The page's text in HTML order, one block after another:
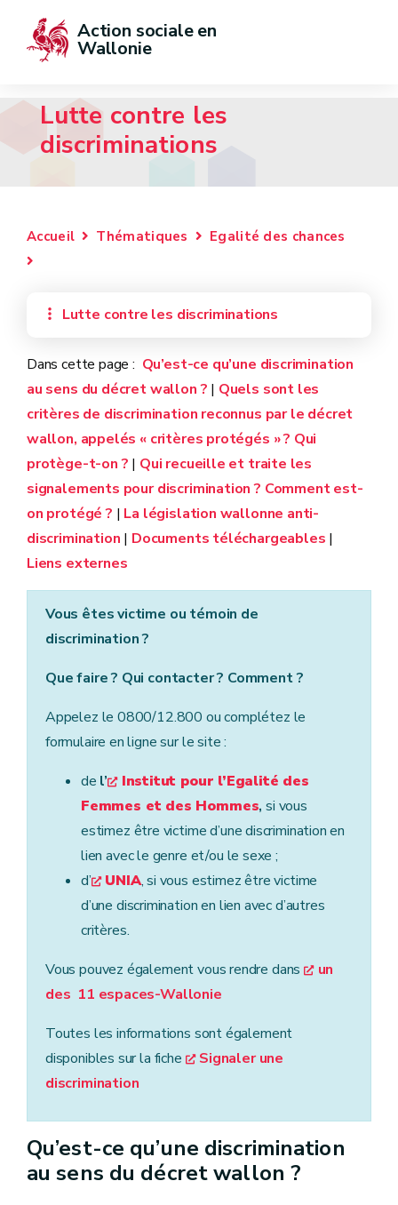
Action sociale en
Wallonie
Lutte contre les
discriminations
Accueil Thématiques Egalité des chances
Lutte contre les discriminations
Dans cette page : Qu’est-ce qu’une discrimination
au sens du décret wallon ? | Quels sont les
critères de discrimination reconnus par le décret
wallon, appelés « critères protégés » ? Qui
protège-t-on ? | Qui recueille et traite les
signalements pour discrimination ? Comment est-
on protégé ? | La législation wallonne anti-
discrimination | Documents téléchargeables |
Liens externes
Vous êtes victime ou témoin de
discrimination ?
Que faire ? Qui contacter ? Comment ?
Appelez le 0800/12.800 ou complétez le
formulaire en ligne sur le site :
de l’
Institut pour l’Egalité des
Femmes et des Hommes, si vous
estimez être victime d’une discrimination en
lien avec le genre et/ou le sexe ;
d’
UNIA, si vous estimez être victime
d’une discrimination en lien avec d’autres
critères.
Vous pouvez également vous rendre dans
un
des 11 espaces-Wallonie
Toutes les informations sont également
disponibles sur la fiche
Signaler une
discrimination
Qu’est-ce qu’une discrimination
au sens du décret wallon ?